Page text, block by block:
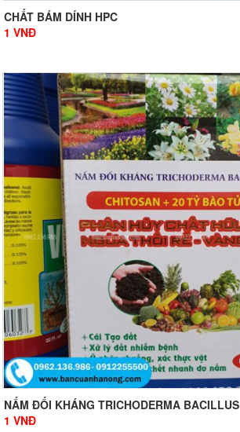
CHẤT BÁM DÍNH HPC
1 VNĐ
NẤM ĐỐI KHÁNG TRICHODERMA BACILLUS
1 VNĐ